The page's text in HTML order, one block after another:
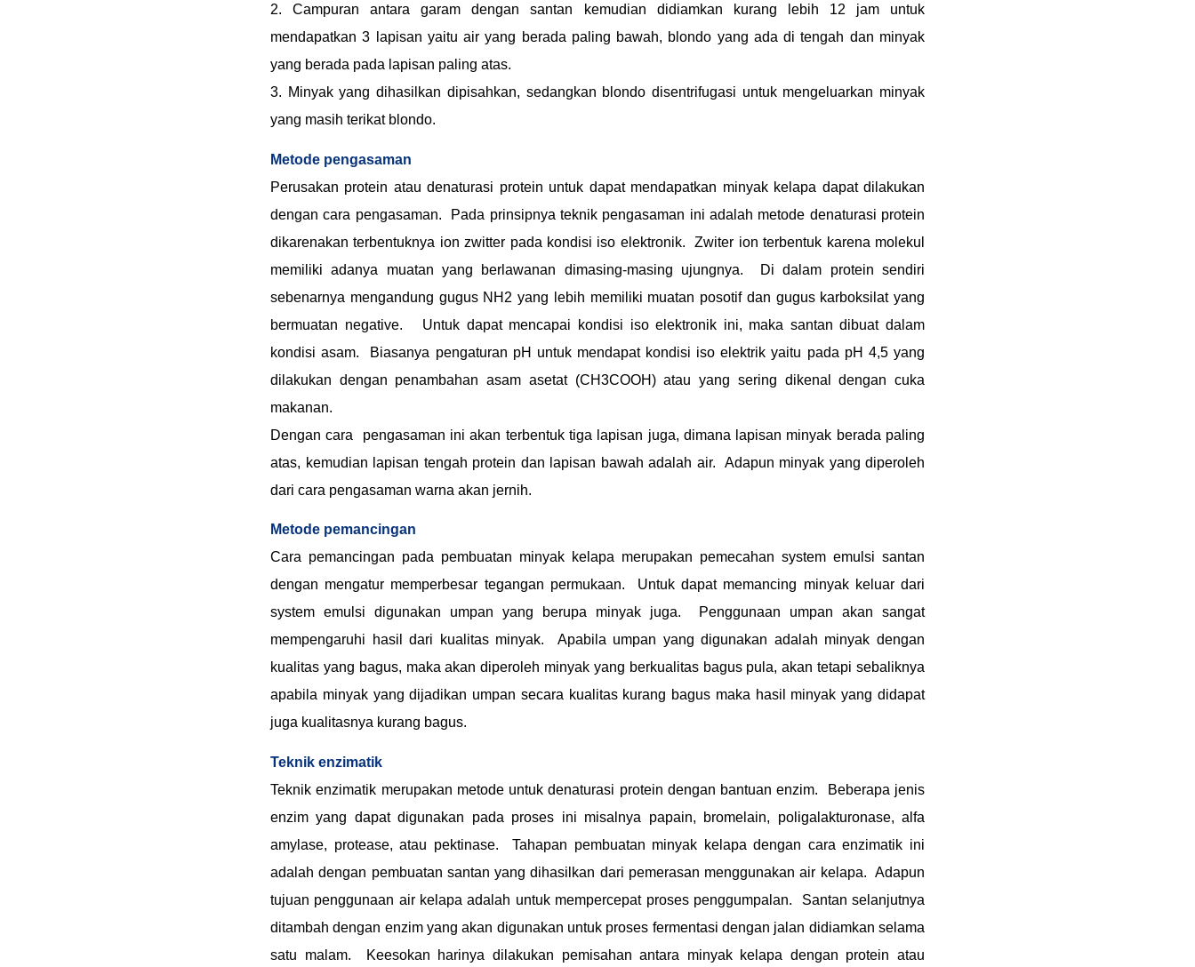
2. Campuran antara garam dengan santan kemudian didiamkan kurang lebih 12 jam untuk
mendapatkan 3 lapisan yaitu air yang berada paling bawah, blondo yang ada di tengah dan minyak
yang berada pada lapisan paling atas.
3. Minyak yang dihasilkan dipisahkan, sedangkan blondo disentrifugasi untuk mengeluarkan minyak
yang masih terikat blondo.
Metode pengasaman
Perusakan protein atau denaturasi protein untuk dapat mendapatkan minyak kelapa dapat dilakukan
dengan cara pengasaman. Pada prinsipnya teknik pengasaman ini adalah metode denaturasi protein
dikarenakan terbentuknya ion zwitter pada kondisi iso elektronik. Zwiter ion terbentuk karena molekul
memiliki adanya muatan yang berlawanan dimasing-masing ujungnya. Di dalam protein sendiri
sebenarnya mengandung gugus NH2 yang lebih memiliki muatan posotif dan gugus karboksilat yang
bermuatan negative. Untuk dapat mencapai kondisi iso elektronik ini, maka santan dibuat dalam
kondisi asam. Biasanya pengaturan pH untuk mendapat kondisi iso elektrik yaitu pada pH 4,5 yang
dilakukan dengan penambahan asam asetat (CH3COOH) atau yang sering dikenal dengan cuka
makanan.
Dengan cara pengasaman ini akan terbentuk tiga lapisan juga, dimana lapisan minyak berada paling
atas, kemudian lapisan tengah protein dan lapisan bawah adalah air. Adapun minyak yang diperoleh
dari cara pengasaman warna akan jernih.
Metode pemancingan
Cara pemancingan pada pembuatan minyak kelapa merupakan pemecahan system emulsi santan
dengan mengatur memperbesar tegangan permukaan. Untuk dapat memancing minyak keluar dari
system emulsi digunakan umpan yang berupa minyak juga. Penggunaan umpan akan sangat
mempengaruhi hasil dari kualitas minyak. Apabila umpan yang digunakan adalah minyak dengan
kualitas yang bagus, maka akan diperoleh minyak yang berkualitas bagus pula, akan tetapi sebaliknya
apabila minyak yang dijadikan umpan secara kualitas kurang bagus maka hasil minyak yang didapat
juga kualitasnya kurang bagus.
Teknik enzimatik
Teknik enzimatik merupakan metode untuk denaturasi protein dengan bantuan enzim. Beberapa jenis
enzim yang dapat digunakan pada proses ini misalnya papain, bromelain, poligalakturonase, alfa
amylase, protease, atau pektinase. Tahapan pembuatan minyak kelapa dengan cara enzimatik ini
adalah dengan pembuatan santan yang dihasilkan dari pemerasan menggunakan air kelapa. Adapun
tujuan penggunaan air kelapa adalah untuk mempercepat proses penggumpalan. Santan selanjutnya
ditambah dengan enzim yang akan digunakan untuk proses fermentasi dengan jalan didiamkan selama
satu malam. Keesokan harinya dilakukan pemisahan antara minyak kelapa dengan protein atau